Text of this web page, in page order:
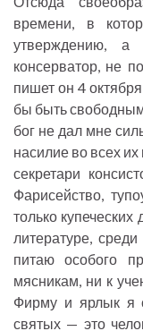
времени, в
утверждению,
консерватор, не
пишет он 4
бы быть
бог не дал мне
насилие во всех
секретари
Фарисейство,
только купеческих
литературе,
питаю особого
мясникам, ни к
Фирму и ярлык я
святых — это